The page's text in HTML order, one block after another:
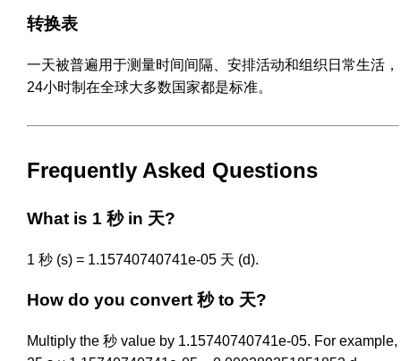
转换表
一天被普遍用于测量时间间隔、安排活动和组织日常生活，
24小时制在全球大多数国家都是标准。
Frequently Asked Questions
What is 1 秒 in 天?
1 秒 (s) = 1.15740740741e-05 天 (d).
How do you convert 秒 to 天?
Multiply the 秒 value by 1.15740740741e-05. For example,